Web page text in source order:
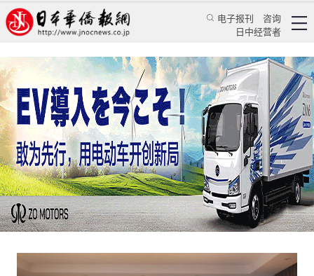
电子报刊
咨询
日中经营者
江苏省中国画学会写生基地于皖南宣砚文化园揭
牌
乔聚 华人新闻 文化风采
日本华侨报 2024/9/27 10:23:34